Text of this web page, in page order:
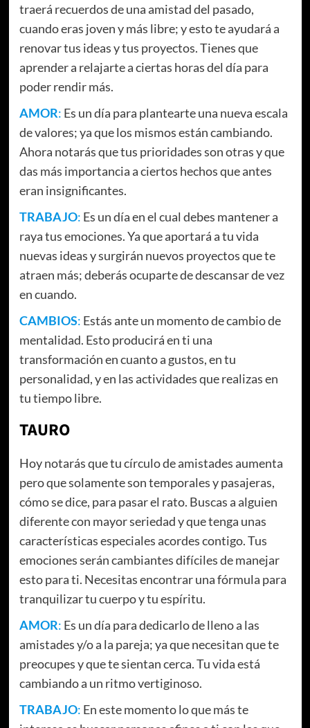
traerá recuerdos de una amistad del pasado,
cuando eras joven y más libre; y esto te ayudará a
renovar tus ideas y tus proyectos. Tienes que
aprender a relajarte a ciertas horas del día para
poder rendir más.
AMOR: Es un día para plantearte una nueva escala
de valores; ya que los mismos están cambiando.
Ahora notarás que tus prioridades son otras y que
das más importancia a ciertos hechos que antes
eran insignificantes.
TRABAJO: Es un día en el cual debes mantener a
raya tus emociones. Ya que aportará a tu vida
nuevas ideas y surgirán nuevos proyectos que te
atraen más; deberás ocuparte de descansar de vez
en cuando.
CAMBIOS: Estás ante un momento de cambio de
mentalidad. Esto producirá en ti una
transformación en cuanto a gustos, en tu
personalidad, y en las actividades que realizas en
tu tiempo libre.
TAURO
Hoy notarás que tu círculo de amistades aumenta
pero que solamente son temporales y pasajeras,
cómo se dice, para pasar el rato. Buscas a alguien
diferente con mayor seriedad y que tenga unas
características especiales acordes contigo. Tus
emociones serán cambiantes difíciles de manejar
esto para ti. Necesitas encontrar una fórmula para
tranquilizar tu cuerpo y tu espíritu.
AMOR: Es un día para dedicarlo de lleno a las
amistades y/o a la pareja; ya que necesitan que te
preocupes y que te sientan cerca. Tu vida está
cambiando a un ritmo vertiginoso.
TRABAJO: En este momento lo que más te